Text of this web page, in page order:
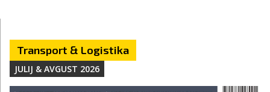
Transport & Logistika
JULIJ & AVGUST 2026